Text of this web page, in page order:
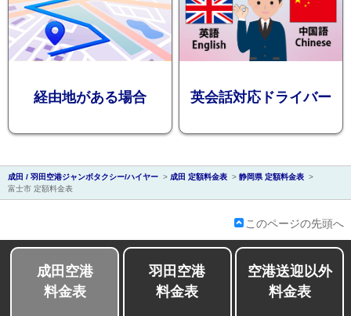
会社紹介
経由地がある場合 英会話対応ドライバー
成田 / 羽田空港ジャンボタクシー/ハイヤー > 成田 定額料金表 > 静岡県 定額料金表 >
富士市 定額料金表
このページの先頭へ
成田空港
料金表
羽田空港
料金表
空港送迎以外
料金表